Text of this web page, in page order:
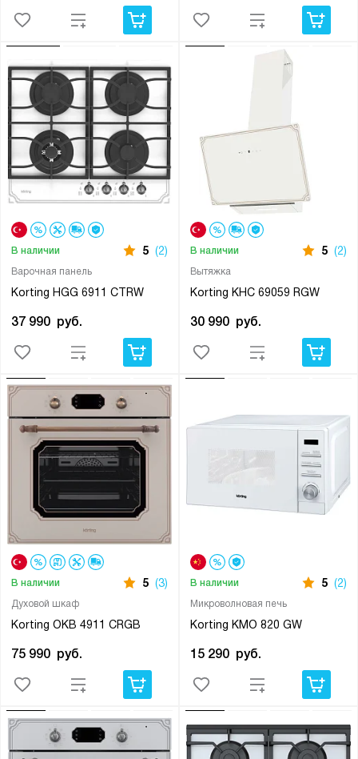
Варочная панель
Korting HGG 6911 CTRW
В наличии 5 (2)
37 990 руб.
Вытяжка
Korting KHC 69059 RGW
В наличии 5 (2)
30 990 руб.
Духовой шкаф
Korting OKB 4911 CRGB
В наличии 5 (3)
75 990 руб.
Микроволновая печь
Korting KMO 820 GW
В наличии 5 (2)
15 290 руб.